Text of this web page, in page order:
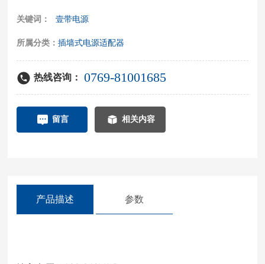
关键词： 壹带电源
所属分类：插墙式电源适配器
热线咨询： 0769-81001685
留言 相关内容
产品描述 参数